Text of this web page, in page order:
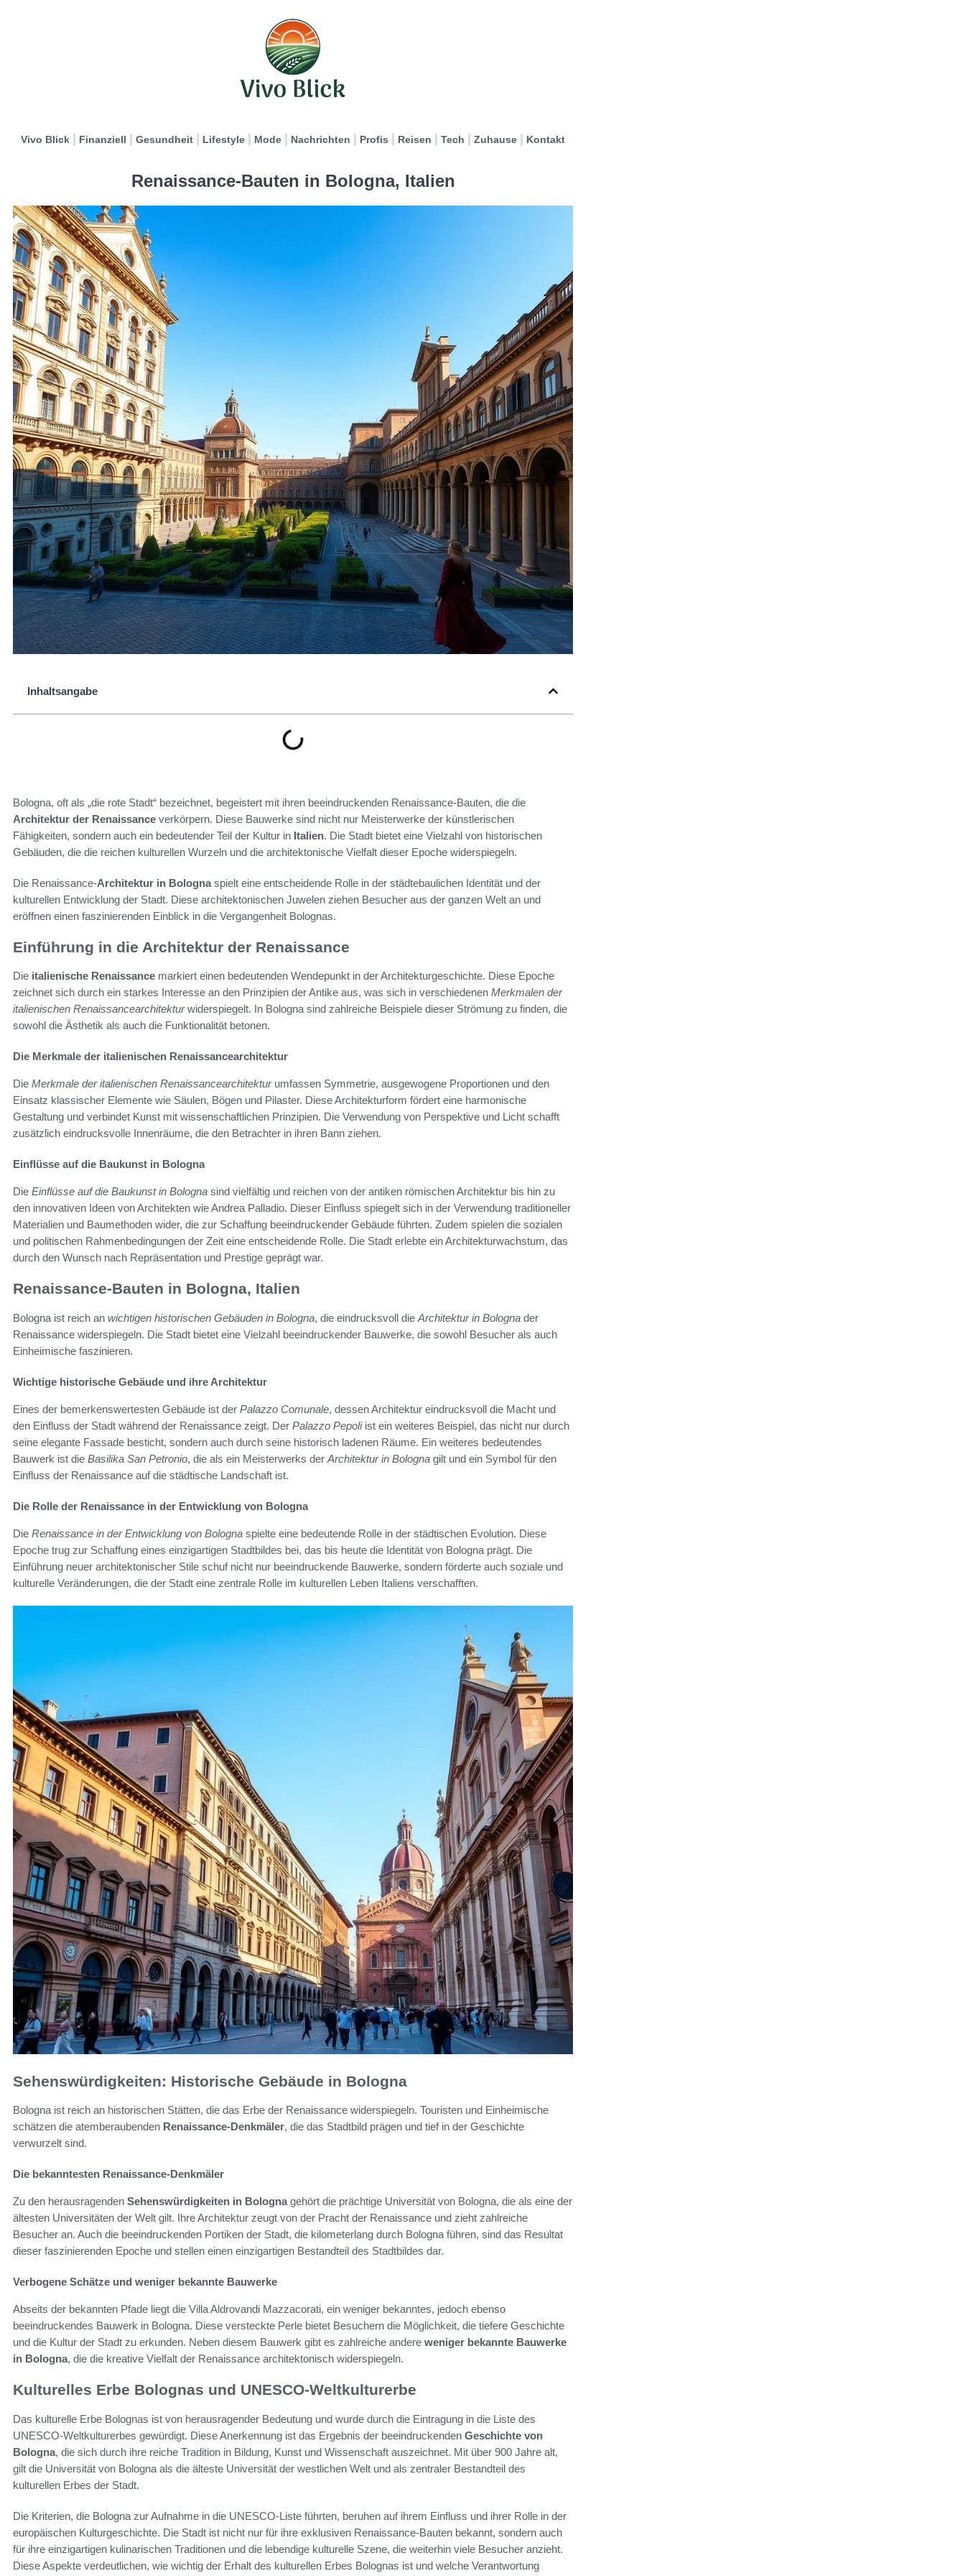
Vivo Blick Finanziell Gesundheit Lifestyle Mode Nachrichten Profis Reisen Tech Zuhause Kontakt
Renaissance-Bauten in Bologna, Italien
Inhaltsangabe
Bologna, oft als „die rote Stadt“ bezeichnet, begeistert mit ihren beeindruckenden Renaissance-Bauten, die die
Architektur der Renaissance verkörpern. Diese Bauwerke sind nicht nur Meisterwerke der künstlerischen
Fähigkeiten, sondern auch ein bedeutender Teil der Kultur in Italien. Die Stadt bietet eine Vielzahl von historischen
Gebäuden, die die reichen kulturellen Wurzeln und die architektonische Vielfalt dieser Epoche widerspiegeln.
Die Renaissance-Architektur in Bolognaspielt eine entscheidende Rolle in der städtebaulichen Identität und der
kulturellen Entwicklung der Stadt. Diese architektonischen Juwelen ziehen Besucher aus der ganzen Welt an und
eröffnen einen faszinierenden Einblick in die Vergangenheit Bolognas.
Einführung in die Architektur der Renaissance
Die italienische Renaissance markiert einen bedeutenden Wendepunkt in der Architekturgeschichte. Diese Epoche
zeichnet sich durch ein starkes Interesse an den Prinzipien der Antike aus, was sich in verschiedenen Merkmalen der
italienischen Renaissancearchitekturwiderspiegelt. In Bologna sind zahlreiche Beispiele dieser Strömung zu finden, die
sowohl die Ästhetik als auch die Funktionalität betonen.
Die Merkmale der italienischen Renaissancearchitektur
Die Merkmale der italienischen Renaissancearchitekturumfassen Symmetrie, ausgewogene Proportionen und den
Einsatz klassischer Elemente wie Säulen, Bögen und Pilaster. Diese Architekturform fördert eine harmonische
Gestaltung und verbindet Kunst mit wissenschaftlichen Prinzipien. Die Verwendung von Perspektive und Licht schafft
zusätzlich eindrucksvolle Innenräume, die den Betrachter in ihren Bann ziehen.
Einflüsse auf die Baukunst in Bologna
Die Einflüsse auf die Baukunst in Bologna sind vielfältig und reichen von der antiken römischen Architektur bis hin zu
den innovativen Ideen von Architekten wie Andrea Palladio. Dieser Einfluss spiegelt sich in der Verwendung traditioneller
Materialien und Baumethoden wider, die zur Schaffung beeindruckender Gebäude führten. Zudem spielen die sozialen
und politischen Rahmenbedingungen der Zeit eine entscheidende Rolle. Die Stadt erlebte ein Architekturwachstum, das
durch den Wunsch nach Repräsentation und Prestige geprägt war.
Renaissance-Bauten in Bologna, Italien
Bologna ist reich an wichtigen historischen Gebäuden in Bologna, die eindrucksvoll die Architektur in Bologna der
Renaissance widerspiegeln. Die Stadt bietet eine Vielzahl beeindruckender Bauwerke, die sowohl Besucher als auch
Einheimische faszinieren.
Wichtige historische Gebäude und ihre Architektur
Eines der bemerkenswertesten Gebäude ist der Palazzo Comunale, dessen Architektur eindrucksvoll die Macht und
den Einfluss der Stadt während der Renaissance zeigt. Der Palazzo Pepoliist ein weiteres Beispiel, das nicht nur durch
seine elegante Fassade besticht, sondern auch durch seine historisch ladenen Räume. Ein weiteres bedeutendes
Bauwerk ist die Basilika San Petronio, die als ein Meisterwerks der Architektur in Bologna gilt und ein Symbol für den
Einfluss der Renaissance auf die städtische Landschaft ist.
Die Rolle der Renaissance in der Entwicklung von Bologna
Die Renaissance in der Entwicklung von Bologna spielte eine bedeutende Rolle in der städtischen Evolution. Diese
Epoche trug zur Schaffung eines einzigartigen Stadtbildes bei, das bis heute die Identität von Bologna prägt. Die
Einführung neuer architektonischer Stile schuf nicht nur beeindruckende Bauwerke, sondern förderte auch soziale und
kulturelle Veränderungen, die der Stadt eine zentrale Rolle im kulturellen Leben Italiens verschafften.
Sehenswürdigkeiten: Historische Gebäude in Bologna
Bologna ist reich an historischen Stätten, die das Erbe der Renaissance widerspiegeln. Touristen und Einheimische
schätzen die atemberaubenden Renaissance-Denkmäler, die das Stadtbild prägen und tief in der Geschichte
verwurzelt sind.
Die bekanntesten Renaissance-Denkmäler
Zu den herausragenden Sehenswürdigkeiten in Bolognagehört die prächtige Universität von Bologna, die als eine der
ältesten Universitäten der Welt gilt. Ihre Architektur zeugt von der Pracht der Renaissance und zieht zahlreiche
Besucher an. Auch die beeindruckenden Portiken der Stadt, die kilometerlang durch Bologna führen, sind das Resultat
dieser faszinierenden Epoche und stellen einen einzigartigen Bestandteil des Stadtbildes dar.
Verbogene Schätze und weniger bekannte Bauwerke
Abseits der bekannten Pfade liegt die Villa Aldrovandi Mazzacorati, ein weniger bekanntes, jedoch ebenso
beeindruckendes Bauwerk in Bologna. Diese versteckte Perle bietet Besuchern die Möglichkeit, die tiefere Geschichte
und die Kultur der Stadt zu erkunden. Neben diesem Bauwerk gibt es zahlreiche andere weniger bekannte Bauwerke
in Bologna, die die kreative Vielfalt der Renaissance architektonisch widerspiegeln.
Kulturelles Erbe Bolognas und UNESCO-Weltkulturerbe
Das kulturelle Erbe Bolognas ist von herausragender Bedeutung und wurde durch die Eintragung in die Liste des
UNESCO-Weltkulturerbes gewürdigt. Diese Anerkennung ist das Ergebnis der beeindruckenden Geschichte von
Bologna, die sich durch ihre reiche Tradition in Bildung, Kunst und Wissenschaft auszeichnet. Mit über 900 Jahre alt,
gilt die Universität von Bologna als die älteste Universität der westlichen Welt und als zentraler Bestandteil des
kulturellen Erbes der Stadt.
Die Kriterien, die Bologna zur Aufnahme in die UNESCO-Liste führten, beruhen auf ihrem Einfluss und ihrer Rolle in der
europäischen Kulturgeschichte. Die Stadt ist nicht nur für ihre exklusiven Renaissance-Bauten bekannt, sondern auch
für ihre einzigartigen kulinarischen Traditionen und die lebendige kulturelle Szene, die weiterhin viele Besucher anzieht.
Diese Aspekte verdeutlichen, wie wichtig der Erhalt des kulturellen Erbes Bolognas ist und welche Verantwortung